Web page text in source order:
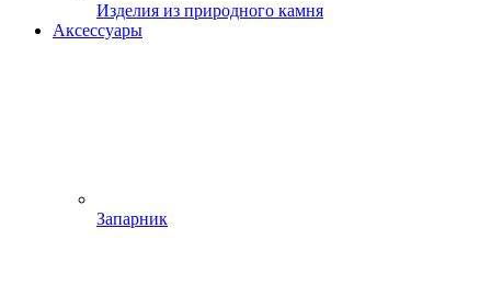
Изделия из природного камня
Аксессуары
Запарник